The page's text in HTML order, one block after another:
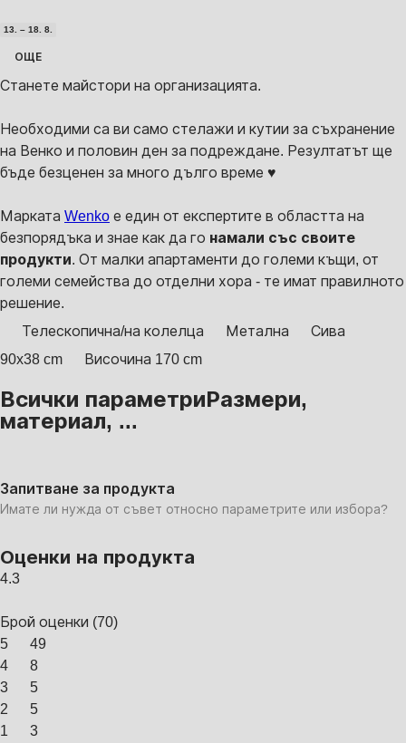
13. – 18. 8.
ОЩЕ
Станете майстори на организацията.
Необходими са ви само стелажи и кутии за съхранение
на Венко и половин ден за подреждане. Резултатът ще
бъде безценен за много дълго време ♥
Марката Wenko е един от експертите в областта на
безпорядъка и знае как да го намали със своите
продукти. От малки апартаменти до големи къщи, от
големи семейства до отделни хора - те имат правилното
решение.
Телескопична/на колелца
Метална
Сива
90x38 cm
Височина 170 cm
Всички параметриРазмери,
материал, ...
Запитване за продукта
Имате ли нужда от съвет относно параметрите или избора?
Оценки на продукта
4.3
Брой оценки (70)
5
49
4
8
3
5
2
5
1
3